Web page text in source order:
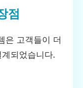
점
은 고객들이 더
되었습니다.